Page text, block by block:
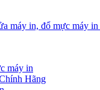
máy in
Hãng